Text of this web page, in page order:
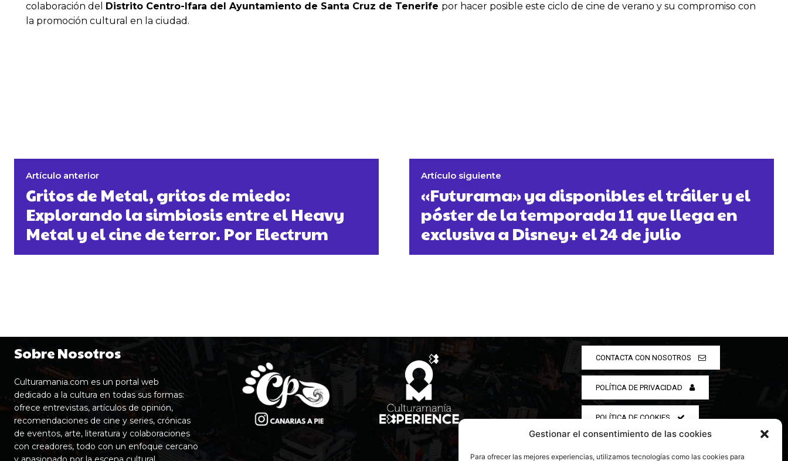
Gestionar el consentimiento de las cookies
Para ofrecer las mejores experiencias, utilizamos tecnologías como las cookies para
colaboración del
Distrito Centro-Ifara del Ayuntamiento de Santa Cruz de Tenerife por hacer posible este ciclo de cine de verano y su compromiso con
la promoción cultural en la ciudad.
Artículo anterior
Gritos de Metal, gritos de miedo:
Explorando la simbiosis entre el Heavy
Metal y el cine de terror. Por Electrum
Artículo siguiente
«Futurama» ya disponibles el tráiler y el
póster de la temporada 11 que llega en
exclusiva a Disney+ el 24 de julio
Sobre Nosotros
Culturamania.com es un portal web
dedicado a la cultura en todas sus formas:
ofrece entrevistas, artículos de opinión,
recomendaciones de cine y series, crónicas
de eventos, arte, literatura y colaboraciones
con creadores, todo con un enfoque cercano
CONTACTA CON NOSOTROS
POLÍTICA DE PRIVACIDAD
POLÍTICA DE COOKIES